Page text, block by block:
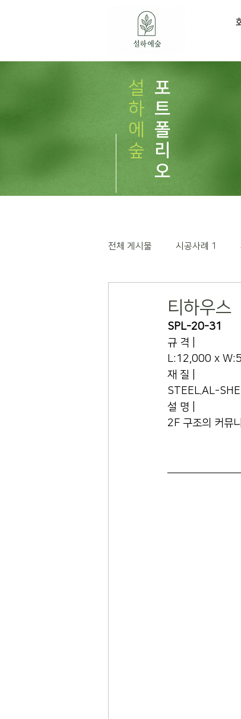
설
하
에
숲
포
트
폴
리
오
전체 게시물 시공사례 1
티하우스
SPL-20-31
규 격 |
L:12,000 x
재 질 |
STEEL.AL-
설 명 |
2F 구조의 커뮤